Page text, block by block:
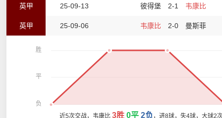
英甲 25-09-13 彼得堡 2-1 韦康比
英甲 25-09-06 韦康比 2-0 曼斯菲
胜
平
负
近5次交战，韦康比 3胜 0平 2负 ，进8球，失4球，大球2